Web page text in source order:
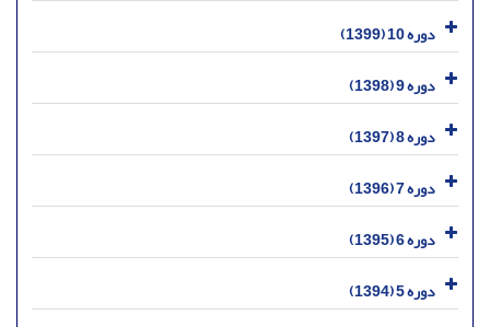
دوره 10 (1399)
دوره 9 (1398)
دوره 8 (1397)
دوره 7 (1396)
دوره 6 (1395)
دوره 5 (1394)